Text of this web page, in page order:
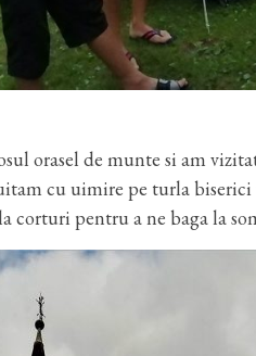
orasel de munte si am
cu uimire pe turla biserici
corturi pentru a ne baga la